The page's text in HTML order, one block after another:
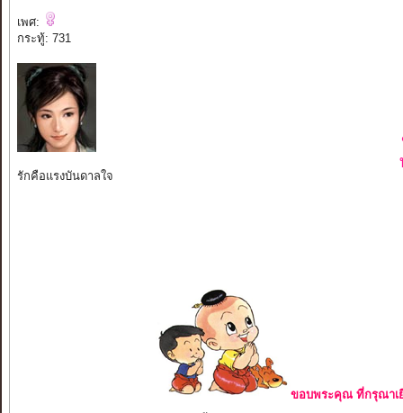
เพศ:
กระทู้: 731
รักคือแรงบันดาลใจ
ขอบพระคุณ ที่กรุณาเ